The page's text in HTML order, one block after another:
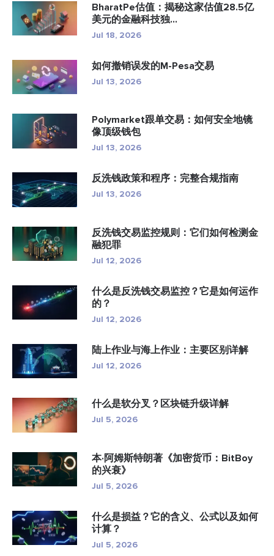
BharatPe估值：揭秘这家估值28.5亿
美元的金融科技独...
Jul 18, 2026
如何撤销误发的M-Pesa交易
Jul 13, 2026
Polymarket跟单交易：如何安全地镜
像顶级钱包
Jul 13, 2026
反洗钱政策和程序：完整合规指南
Jul 13, 2026
反洗钱交易监控规则：它们如何检测金
融犯罪
Jul 12, 2026
什么是反洗钱交易监控？它是如何运作
的？
Jul 12, 2026
陆上作业与海上作业：主要区别详解
Jul 12, 2026
什么是软分叉？区块链升级详解
Jul 5, 2026
本·阿姆斯特朗著《加密货币：BitBoy
的兴衰》
Jul 5, 2026
什么是损益？它的含义、公式以及如何
计算？
Jul 5, 2026